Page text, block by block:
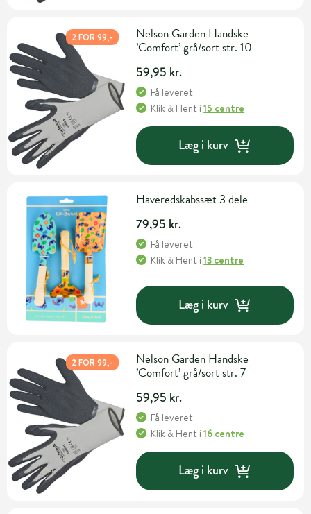
2 FOR 99,-
Nelson Garden Handske
’Comfort’ grå/sort str. 10
59,95 kr.
Få leveret
Klik & Hent i15 centre
Læg i kurv
Haveredskabssæt 3 dele
79,95 kr.
Få leveret
Klik & Hent i13 centre
Læg i kurv
2 FOR 99,-
Nelson Garden Handske
’Comfort’ grå/sort str. 7
59,95 kr.
Få leveret
Klik & Hent i16 centre
Læg i kurv